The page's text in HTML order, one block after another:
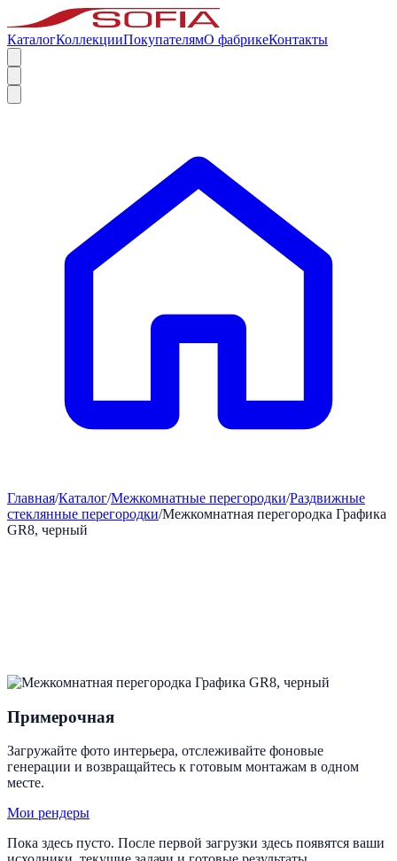
КаталогКоллекцииПокупателямО фабрикеКонтакты
Главная/Каталог/Межкомнатные перегородки/Раздвижные
стеклянные перегородки/Межкомнатная перегородка Графика
GR8, черный
Примерочная
Загружайте фото интерьера, отслеживайте фоновые
генерации и возвращайтесь к готовым монтажам в одном
месте.
Мои рендеры
Пока здесь пусто. После первой загрузки здесь появятся ваши